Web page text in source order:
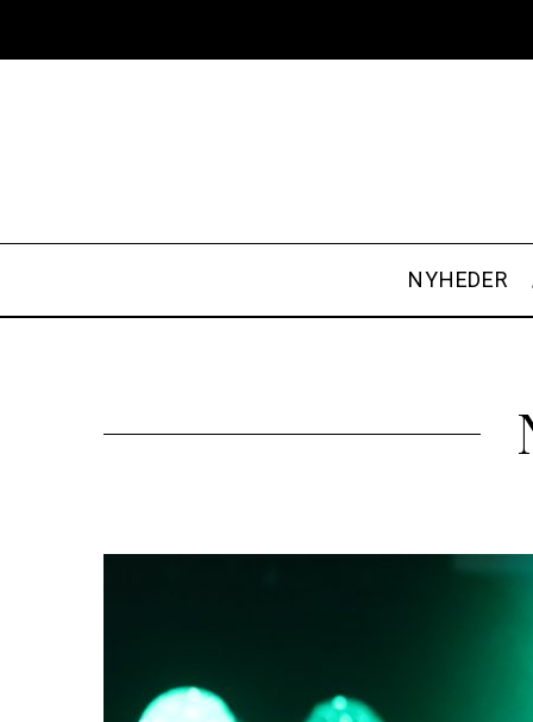
NYHEDER